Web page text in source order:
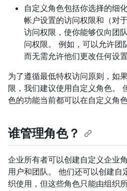
自定义角色包括你选择的细
帐户设置的访问权限和（对
访问权限，使你能够仅向团
问权限。 例如，可以允许团
而无需允许他们更改任何设置
为了遵循最低特权访问原则，如
限，我们建议使用自定义角色。
色的功能当前都可以在自定义角色
谁管理角色？
企业所有者可以创建自定义企业
用户和团队。 他们还可以创建自
织使用，但这些角色只能由组织所